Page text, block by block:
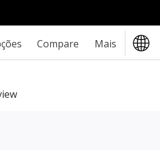
Compare Mais